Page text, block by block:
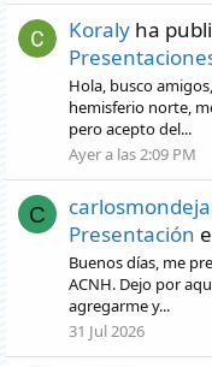
Koraly ha
Hola, busco
hemisferio norte,
pero acepto del...
Ayer a las 2:09 PM
C
Presentación
Buenos días, me
ACNH. Dejo por
agregarme y...
31 Jul 2026